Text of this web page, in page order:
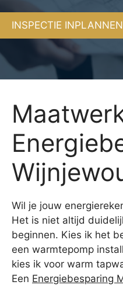
INSPECTIE INPLANNEN
Wil je jouw
Het is niet altijd
beginnen. Kies ik het
een warmtepomp
kies ik voor warm
Een Energiebesparing